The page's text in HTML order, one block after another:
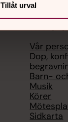
Tillåt urval
Hitta
Vår
Dop,
Barn-
Musik
Körer
Sidkarta